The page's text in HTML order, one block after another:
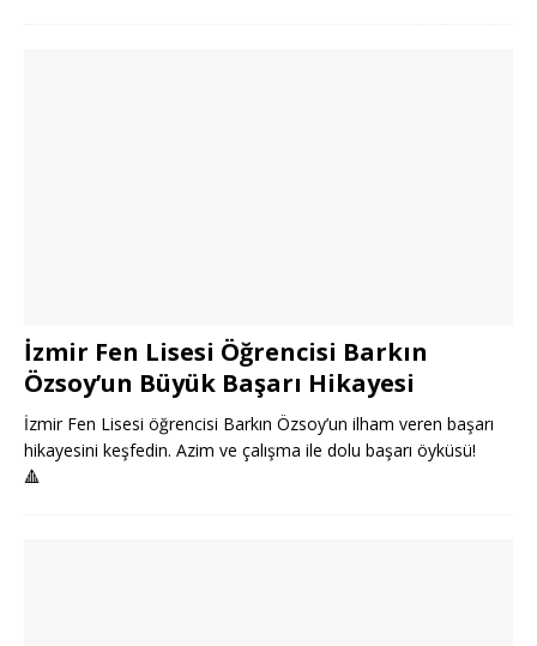
İzmir Fen Lisesi Öğrencisi Barkın
Özsoy’un Büyük Başarı Hikayesi
İzmir Fen Lisesi öğrencisi Barkın Özsoy’un ilham veren başarı
hikayesini keşfedin. Azim ve çalışma ile dolu başarı öyküsü!
🔺